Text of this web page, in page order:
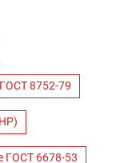
8752-79
ГОСТ 6678-53